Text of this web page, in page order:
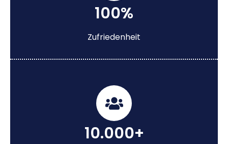
100%
Zufriedenheit
10.000+